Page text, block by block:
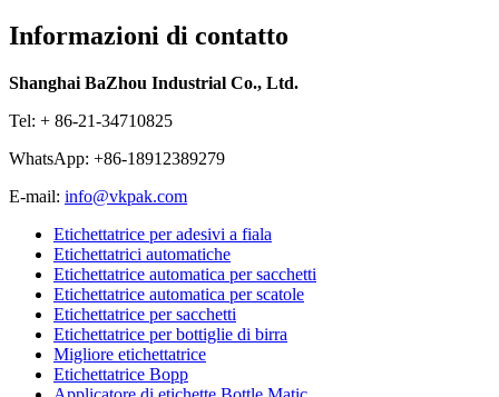
Informazioni di contatto
Shanghai BaZhou Industrial Co., Ltd.
Tel: + 86-21-34710825
WhatsApp: +86-18912389279
E-mail: info@vkpak.com
Etichettatrice per adesivi a fiala
Etichettatrici automatiche
Etichettatrice automatica per sacchetti
Etichettatrice automatica per scatole
Etichettatrice per sacchetti
Etichettatrice per bottiglie di birra
Migliore etichettatrice
Etichettatrice Bopp